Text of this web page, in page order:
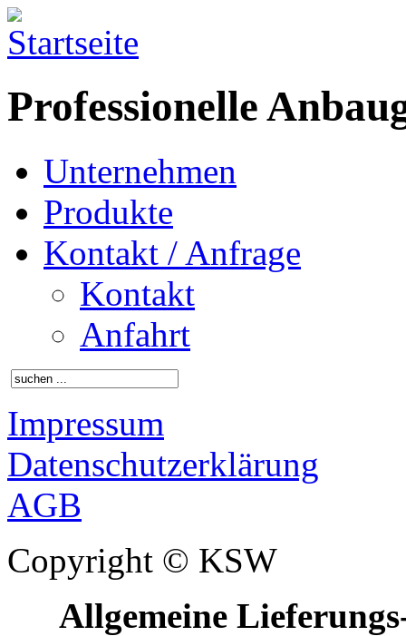
Professionelle
Unternehmen
Produkte
Kontakt / Anfrage
Kontakt
Anfahrt
Impressum
Datenschutzerklärung
AGB
Copyright © KSW
Allgemeine